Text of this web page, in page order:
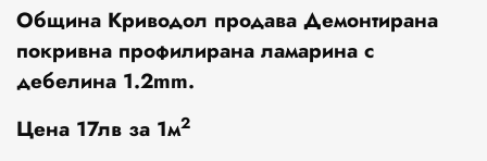
Община Криводол продава Демонтирана
покривна профилирана ламарина с
дебелина 1.2mm.
Цена 17лв за 1м2